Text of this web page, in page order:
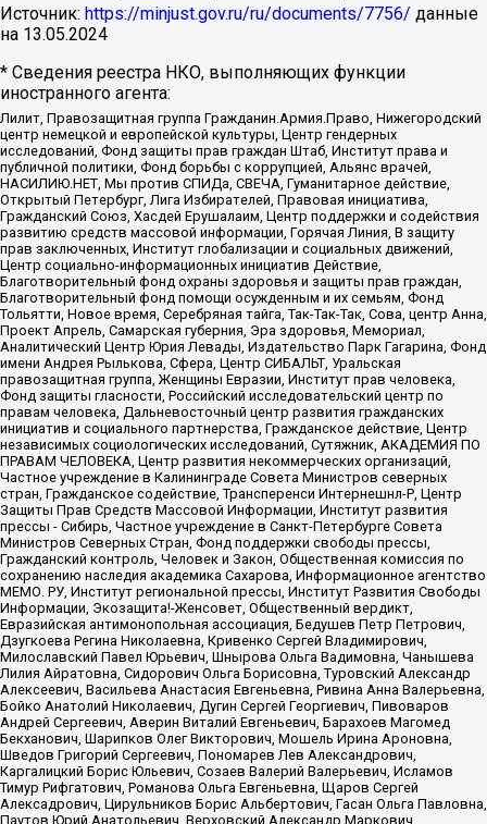
Источник: https://minjust.gov.ru/ru/documents/7756/ данные
на 13.05.2024
* Сведения реестра НКО, выполняющих функции
иностранного агента:
Лилит, Правозащитная группа Гражданин.Армия.Право, Нижегородский
центр немецкой и европейской культуры, Центр гендерных
исследований, Фонд защиты прав граждан Штаб, Институт права и
публичной политики, Фонд борьбы с коррупцией, Альянс врачей,
НАСИЛИЮ.НЕТ, Мы против СПИДа, СВЕЧА, Гуманитарное действие,
Открытый Петербург, Лига Избирателей, Правовая инициатива,
Гражданский Союз, Хасдей Ерушалаим, Центр поддержки и содействия
развитию средств массовой информации, Горячая Линия, В защиту
прав заключенных, Институт глобализации и социальных движений,
Центр социально-информационных инициатив Действие,
Благотворительный фонд охраны здоровья и защиты прав граждан,
Благотворительный фонд помощи осужденным и их семьям, Фонд
Тольятти, Новое время, Серебряная тайга, Так-Так-Так, Сова, центр Анна,
Проект Апрель, Самарская губерния, Эра здоровья, Мемориал,
Аналитический Центр Юрия Левады, Издательство Парк Гагарина, Фонд
имени Андрея Рылькова, Сфера, Центр СИБАЛЬТ, Уральская
правозащитная группа, Женщины Евразии, Институт прав человека,
Фонд защиты гласности, Российский исследовательский центр по
правам человека, Дальневосточный центр развития гражданских
инициатив и социального партнерства, Гражданское действие, Центр
независимых социологических исследований, Сутяжник, АКАДЕМИЯ ПО
ПРАВАМ ЧЕЛОВЕКА, Центр развития некоммерческих организаций,
Частное учреждение в Калининграде Совета Министров северных
стран, Гражданское содействие, Трансперенси Интернешнл-Р, Центр
Защиты Прав Средств Массовой Информации, Институт развития
прессы - Сибирь, Частное учреждение в Санкт-Петербурге Совета
Министров Северных Стран, Фонд поддержки свободы прессы,
Гражданский контроль, Человек и Закон, Общественная комиссия по
сохранению наследия академика Сахарова, Информационное агентство
МЕМО. РУ, Институт региональной прессы, Институт Развития Свободы
Информации, Экозащита!-Женсовет, Общественный вердикт,
Евразийская антимонопольная ассоциация, Бедушев Петр Петрович,
Дзугкоева Регина Николаевна, Кривенко Сергей Владимирович,
Милославский Павел Юрьевич, Шнырова Ольга Вадимовна, Чанышева
Лилия Айратовна, Сидорович Ольга Борисовна, Туровский Александр
Алексеевич, Васильева Анастасия Евгеньевна, Ривина Анна Валерьевна,
Бойко Анатолий Николаевич, Дугин Сергей Георгиевич, Пивоваров
Андрей Сергеевич, Аверин Виталий Евгеньевич, Барахоев Магомед
Бекханович, Шарипков Олег Викторович, Мошель Ирина Ароновна,
Шведов Григорий Сергеевич, Пономарев Лев Александрович,
Каргалицкий Борис Юльевич, Созаев Валерий Валерьевич, Исламов
Тимур Рифгатович, Романова Ольга Евгеньевна, Щаров Сергей
Алексадрович, Цирульников Борис Альбертович, Гасан Ольга Павловна,
Паутов Юрий Анатольевич, Верховский Александр Маркович,